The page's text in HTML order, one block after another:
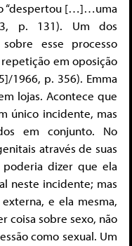
“despertou […]…uma
p. 131). Um dos
esse processo
em oposição
1966, p. 356). Emma
lojas. Acontece que
único incidente, mas
em conjunto. No
através de suas
poderia dizer que ela
neste incidente; mas
e ela mesma,
coisa sobre sexo, não
como sexual. Um